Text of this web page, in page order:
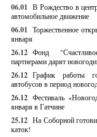
06.01 В Рождество в
автомобильное движение
06.01 Торжественное
января
26.12 Фонд
партнерами дарят
26.12 График работы
автобусов в период
26.12 Фестиваль
января в Гатчине
25.12 На Соборной
каток!